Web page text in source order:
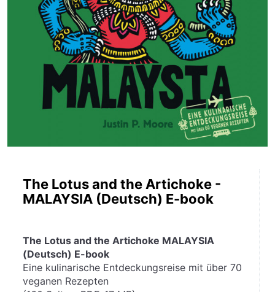
The Lotus and the Artichoke -
MALAYSIA (Deutsch) E-book
The Lotus and the Artichoke MALAYSIA
(Deutsch) E-book
Eine kulinarische Entdeckungsreise mit über 70
veganen Rezepten